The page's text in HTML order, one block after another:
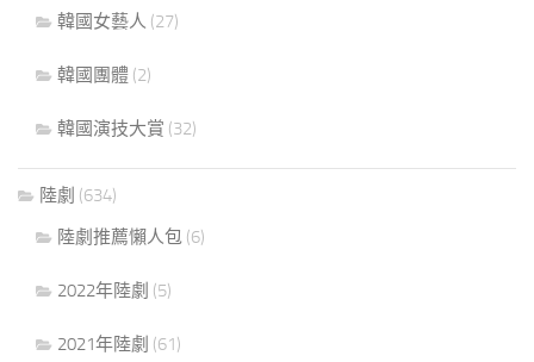
韓國女藝人 (27)
韓國團體 (2)
韓國演技大賞 (32)
陸劇 (634)
陸劇推薦懶人包 (6)
2022年陸劇 (5)
2021年陸劇 (61)